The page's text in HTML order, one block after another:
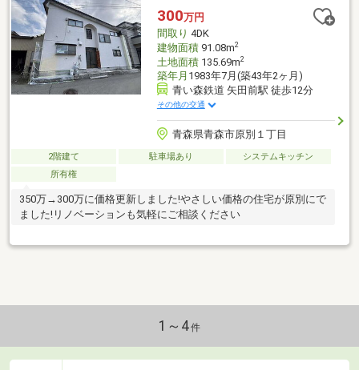
300万円
間取り 4DK
建物面積91.08m2
土地面積135.69m2
築年月 1983年7月(築43年2ヶ月)
青い森鉄道 矢田前駅 徒歩12分
その他の交通
青森県青森市原別１丁目
2階建て 駐車場あり
システムキッチン
所有権
350万→300万に価格更新しました!やさしい価格の住宅が原別にで
ました!リノベーションも気軽にご相談ください
1～4件